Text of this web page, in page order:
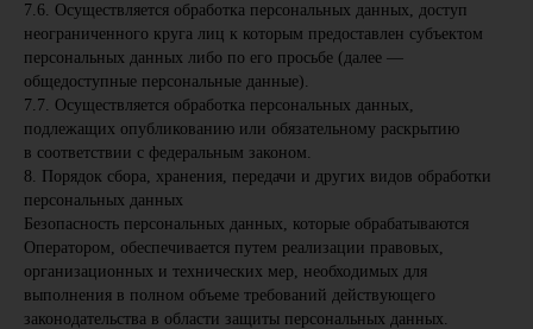
7.6. Осуществляется обработка персональных данных, доступ
неограниченного круга лиц к которым предоставлен субъектом
персональных данных либо по его просьбе (далее —
общедоступные персональные данные).
7.7. Осуществляется обработка персональных данных,
подлежащих опубликованию или обязательному раскрытию
в соответствии с федеральным законом.
8. Порядок сбора, хранения, передачи и других видов обработки
персональных данных
Безопасность персональных данных, которые обрабатываются
Оператором, обеспечивается путем реализации правовых,
организационных и технических мер, необходимых для
выполнения в полном объеме требований действующего
законодательства в области защиты персональных данных.